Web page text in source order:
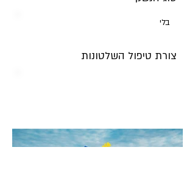
בלי
צורת טיפול השלטונות